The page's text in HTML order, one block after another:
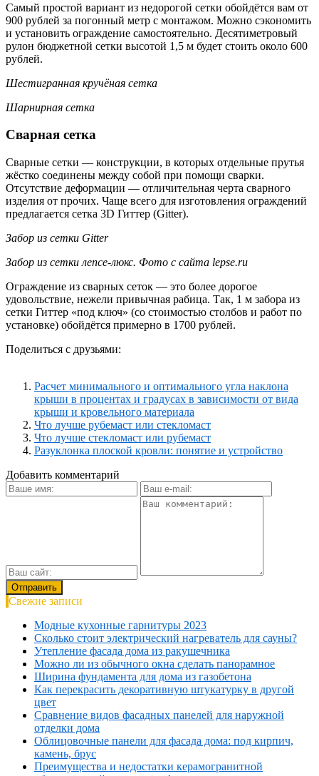
Самый простой вариант из недорогой сетки обойдётся вам от
900 рублей за погонный метр с монтажом. Можно сэкономить
и установить ограждение самостоятельно. Десятиметровый
рулон бюджетной сетки высотой 1,5 м будет стоить около 600
рублей.
Шестигранная кручёная сетка
Шарнирная сетка
Сварная сетка
Сварные сетки — конструкции, в которых отдельные прутья
жёстко соединены между собой при помощи сварки.
Отсутствие деформации — отличительная черта сварного
изделия от прочих. Чаще всего для изготовления ограждений
предлагается сетка 3D Гиттер (Gitter).
Забор из сетки Gitter
Забор из сетки лепсе-люкс. Фото с сайта lepse.ru
Ограждение из сварных сеток — это более дорогое
удовольствие, нежели привычная рабица. Так, 1 м забора из
сетки Гиттер «под ключ» (со стоимостью столбов и работ по
установке) обойдётся примерно в 1700 рублей.
Поделиться с друзьями:
Расчет минимального и оптимального угла наклона
крыши в процентах и градусах в зависимости от вида
крыши и кровельного материала
Что лучше рубемаст или стекломаст
Что лучше стекломаст или рубемаст
Разуклонка плоской кровли: понятие и устройство
Добавить комментарий
Свежие записи
Модные кухонные гарнитуры 2023
Сколько стоит электрический нагреватель для сауны?
Утепление фасада дома из ракушечника
Можно ли из обычного окна сделать панорамное
Ширина фундамента для дома из газобетона
Как перекрасить декоративную штукатурку в другой
цвет
Сравнение видов фасадных панелей для наружной
отделки дома
Облицовочные панели для фасада дома: под кирпич,
камень, брус
Преимущества и недостатки керамогранитной